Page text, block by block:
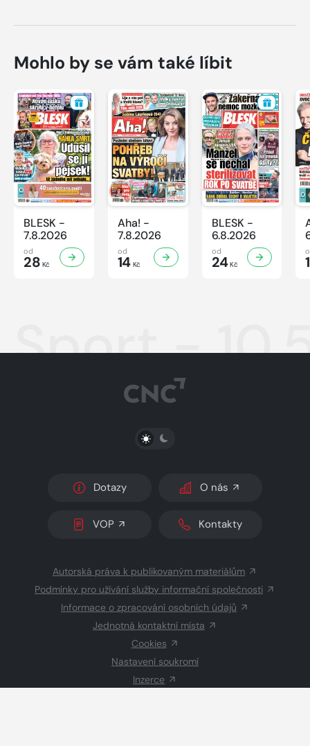
Mohlo by se vám také líbit
BLESK -
7.8.2026
od
28 Kč
Aha! -
7.8.2026
od
14Kč
BLESK -
6.8.2026
od
24Kč
Sport -
PŘEPNOUT SVĚTLÝ/TMAVÝ REŽIM
Dotazy O nás
VOP Kontakty
Autorská práva k publikovaným materiálům
Podmínky pro užívání služby informační společnosti
Informace o zpracování osobních údajů
Jednotná kontaktní místa
Cookies
Nastavení soukromí
Inzerce